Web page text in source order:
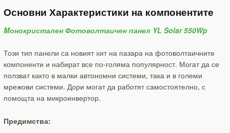
Основни Характеристики на компонентите
Mонокристален Фотоволтаичен панел YL Solar 550Wp
Този тип панели са новият хит на пазара на фотоволтаичните
компоненти и набират все по-голяма популярност. Могат да се
ползват както в малки автономни системи, така и в големи
мрежови системи. Дори могат да работят самостоятелно, с
помощта на микроинвертор.
Предимства: